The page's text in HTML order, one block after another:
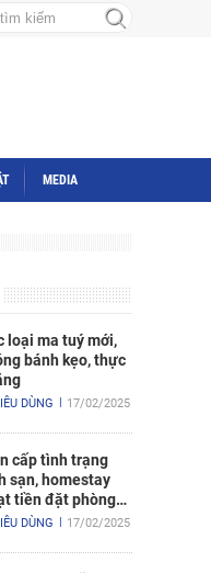
MEDIA
loại ma tuý mới,
bánh kẹo, thực
DÙNG 17/02/2025
cấp tình trạng
sạn, homestay
tiền đặt phòng
DÙNG 17/02/2025